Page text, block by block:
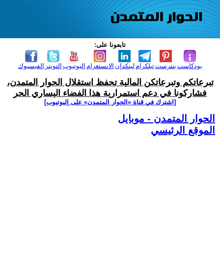
تابعونا على:
الفيسبوك التويتر اليوتيوب الانستغرام لينكدإن تيلكرامبنترست بودكاست
تبرعاتكم وتبرعاتكن المالية تحفظ استقلال الحوار المتمدن،
فشاركونا في دعم استمرارية هذا الفضاء اليساري الحر
[اشترك في قناة ‫«الحوار المتمدن» على اليوتيوب]
الحوار المتمدن - موبايل
الموقع الرئيسي